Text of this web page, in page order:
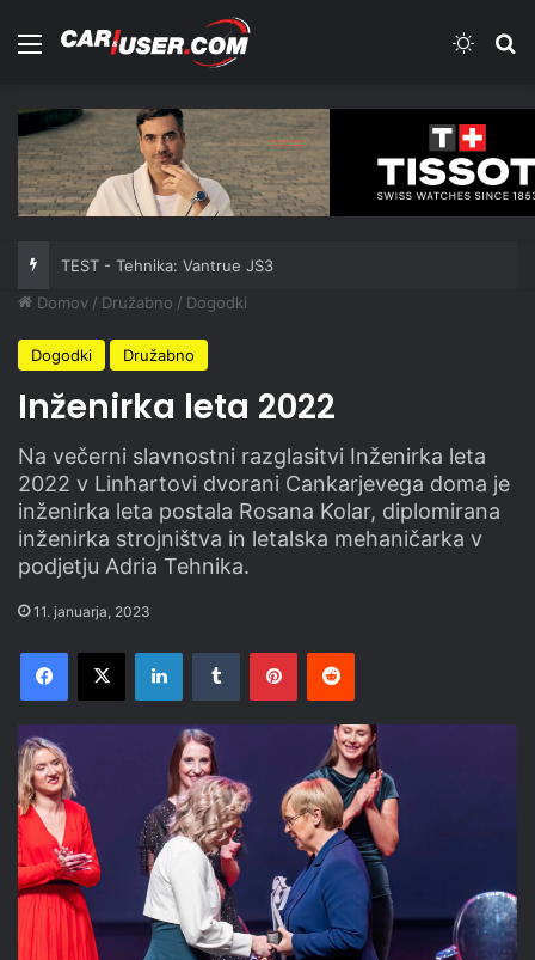
Meni
TEST - Tehnika: Vantrue JS3
Domov / Družabno / Dogodki
Dogodki Družabno
Inženirka leta 2022
Na večerni slavnostni razglasitvi Inženirka leta
2022 v Linhartovi dvorani Cankarjevega doma je
inženirka leta postala Rosana Kolar, diplomirana
inženirka strojništva in letalska mehaničarka v
podjetju Adria Tehnika.
11. januarja, 2023
Facebook
X LinkedInTumblr PinterestReddit